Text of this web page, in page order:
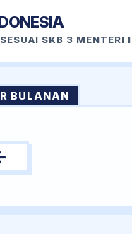
SKB 3 MENTERI
BULANAN